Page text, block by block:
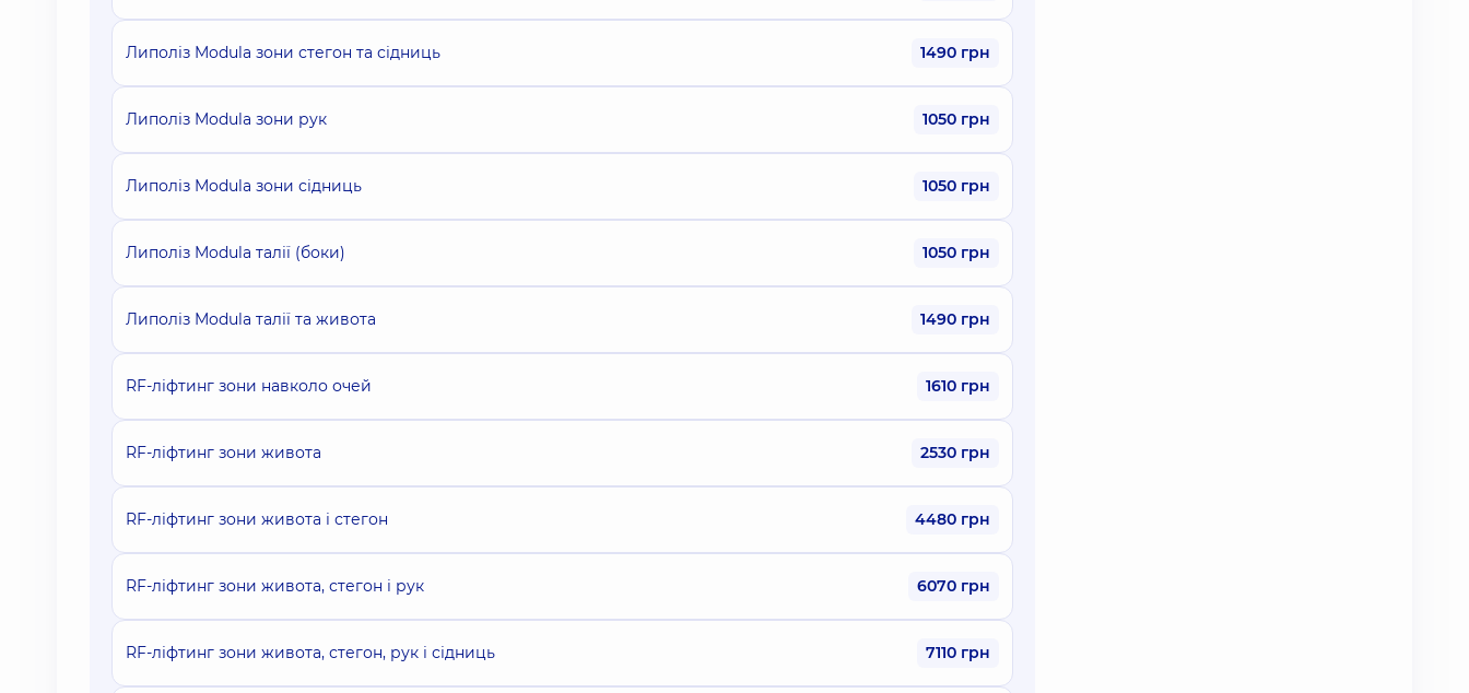
Липоліз Modula зони стегон та сідниць 1490 грн
Липоліз Modula зони рук 1050 грн
Липоліз Modula зони сідниць 1050 грн
Липоліз Modula талії (боки) 1050 грн
Липоліз Modula талії та живота 1490 грн
RF-ліфтинг зони навколо очей 1610 грн
RF-ліфтинг зони живота 2530 грн
RF-ліфтинг зони живота і стегон 4480 грн
RF-ліфтинг зони живота, стегон і рук 6070 грн
RF-ліфтинг зони живота, стегон, рук і сідниць 7110 грн